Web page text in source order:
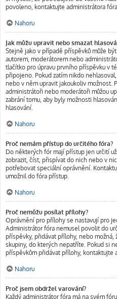
povoleno, kontaktujte administrátora
Nahoru
Jak můžu upravit nebo smazat
Stejně jako v případě příspěvků může
autorem, moderátorem nebo
tlačítko pro úpravu prvního příspěvku v
připojeno. Pokud zatím nikdo
nebo v něm upravit jakoukoliv možnost.
administrátoři nebo moderátoři můžou
zabrání tomu, aby byly možnosti
hlasování.
Nahoru
Proč nemám přístup do určitého fóra?
Do některých fór mají přístup jen určití
zobrazit, číst, přispívat do nich nebo v
potřebovat speciální oprávnění.
umožnil do fóra přístup.
Nahoru
Proč nemůžu posílat přílohy?
Oprávnění pro přílohy se nastavují pro
Administrátor fóra nemusel povolit do
příspěvky, přidávat přílohy, nebo
skupiny, do kterých nepatříte. Pokud si
příspěvkům přidávat přílohy, kontaktujte
Nahoru
Proč jsem obdržel varování?
Každý administrátor fóra má na svém